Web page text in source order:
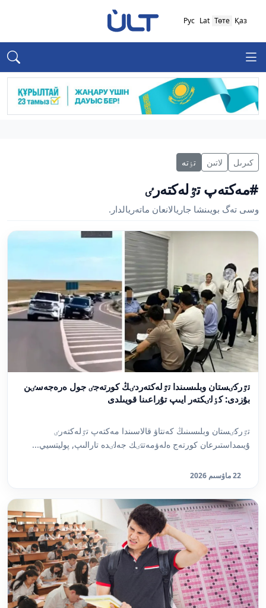
Қаз
Төте
Lat
Рус
كىرىل لاتىن تٶتە
#مەكتەپ تٷلەكتەرٸ
وسى تەگ بويىنشا جاريالانعان ماتەريالدار.
تٷركٸستان وبلىسىندا تٷلەكتەردٸڭ كورتەجٸ جول ەرەجەسٸن
بۇزدى: كٶلٸكتەر ايىپ تۇراعىنا قويىلدى
تٷركٸستان وبلىسىنىڭ كەنتاۋ قالاسىندا مەكتەپ تٷلەكتەرٸ
ۇيىمداستىرعان كورتەج ەلەۋمەتتٸك جەلٸدە تارالىپ, پوليتسيي...
22 ماۋسىم 2026